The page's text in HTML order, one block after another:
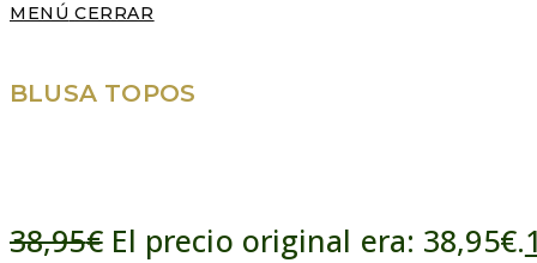
MENÚ CERRAR
BLUSA TOPOS
38,95€ El precio original era: 38,95€.